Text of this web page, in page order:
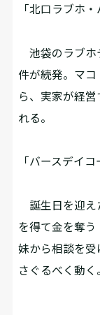
「北口ラブホ
池袋のラブホ
件が続発。マ
ら、実家が経
れる。
「バースデイコ
誕生日を迎え
を得て金を奪
妹から相談を受
さぐるべく動く